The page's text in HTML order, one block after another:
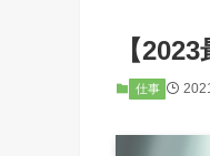
【
仕事